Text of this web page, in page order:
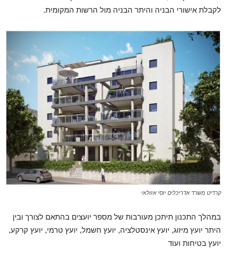
לקבלת אישורי הבניה והיתר הבניה מול הרשות המקומית.
קרדיט משרד אדריכלים יוסי אזולאי
במהלך התכנון תיתכן מעורבות של מספר יועצים בהתאם לצורך ובין
היתר יועץ מיזוג, יועץ אינסטלציה, יועץ חשמל, יועץ טרמי, יועץ קרקע,
יועץ בטיחות ועוד